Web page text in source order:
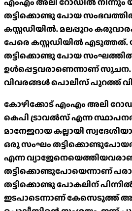
തട്ടിക്കൊണ്ടു പോയ
കസ്റ്റഡിയിൽ. മലപ്പുറം
പേരെ കസ്റ്റഡിയിൽ
തട്ടിക്കൊണ്ടു പോയ
ഉൾപ്പെട്ടവരാണെന്നാണ്
വിവരങ്ങൾ പൊലീസ് പുറത്ത്
കോഴിക്കോട് എംഎം അലി
കെപി ട്രാവൽസ് എന്ന
മാനേജറായ കല്ലായി
ഒരു സംഘം
എന്ന
തട്ടിക്കൊണ്ടുപോയെന്നാണ്
തട്ടിക്കൊണ്ടു പോകലിന്
ഇടപാടെന്നാണ് കേസെടുത്ത്